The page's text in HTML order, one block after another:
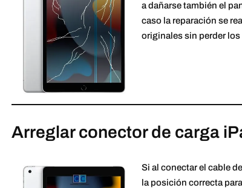
a dañarse también el
caso la reparación se
originales sin perder los
Arreglar conector de carga
Si al conectar el cable
la posición correcta